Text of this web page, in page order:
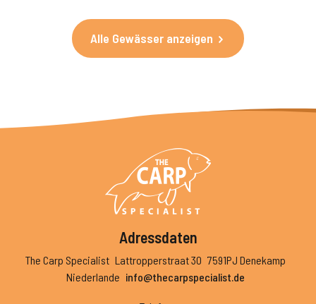
Alle Gewässer anzeigen
Adressdaten
The Carp Specialist Lattropperstraat 30 7591PJ Denekamp
Niederlande info@thecarpspecialist.de